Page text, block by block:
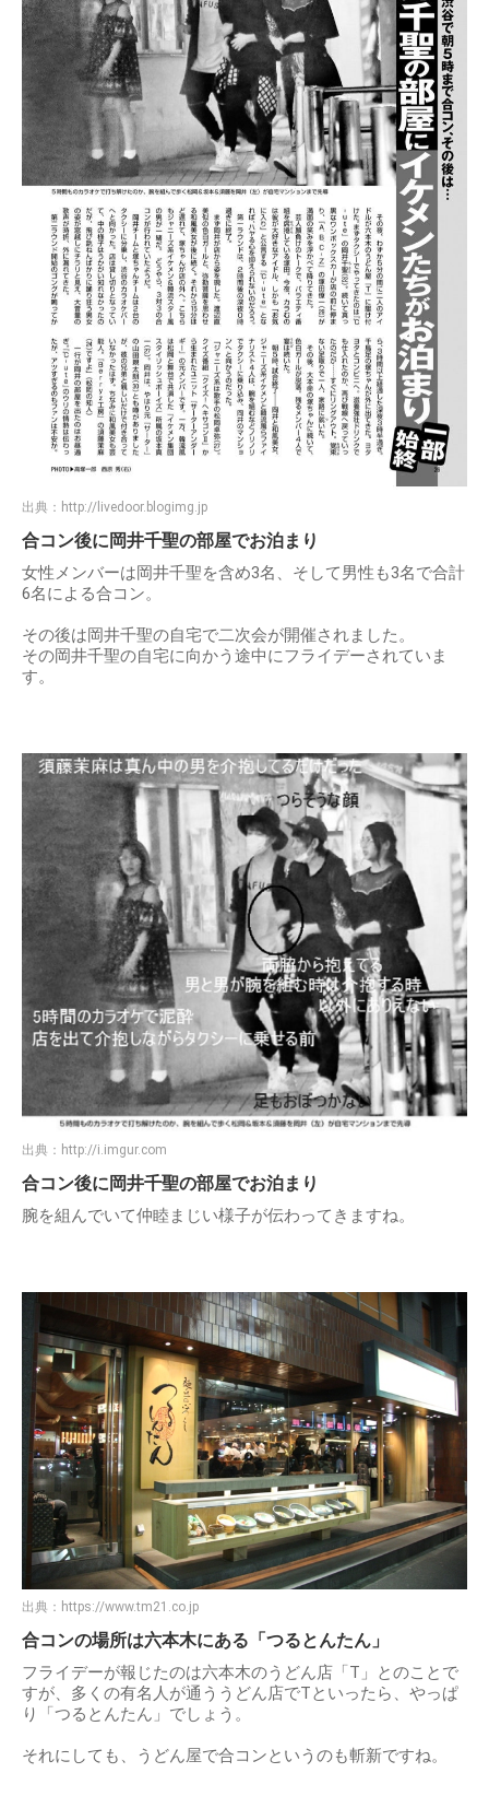
出典： http://livedoor.blogimg.jp
合コン後に岡井千聖の部屋でお泊まり
女性メンバーは岡井千聖を含め3名、そして男性も3名で合計
6名による合コン。
その後は岡井千聖の自宅で二次会が開催されました。
その岡井千聖の自宅に向かう途中にフライデーされていま
す。
出典： http://i.imgur.com
合コン後に岡井千聖の部屋でお泊まり
腕を組んでいて仲睦まじい様子が伝わってきますね。
出典： https://www.tm21.co.jp
合コンの場所は六本木にある「つるとんたん」
フライデーが報じたのは六本木のうどん店「T」とのことで
すが、多くの有名人が通ううどん店でTといったら、やっぱ
り「つるとんたん」でしょう。
それにしても、うどん屋で合コンというのも斬新ですね。